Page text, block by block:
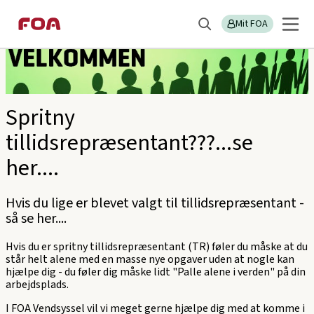
til
hovedindhold
til
hovedmenu
Søg Mit FOA
Sektions
menu
FOA Vendsyssel
Spritny
tillidsrepræsentant???...se
her....
Hvis du lige er blevet valgt til tillidsrepræsentant -
så se her....
Hvis du er spritny tillidsrepræsentant (TR) føler du måske at du
står helt alene med en masse nye opgaver uden at nogle kan
hjælpe dig - du føler dig måske lidt "Palle alene i verden" på din
arbejdsplads.
I FOA Vendsyssel vil vi meget gerne hjælpe dig med at komme i